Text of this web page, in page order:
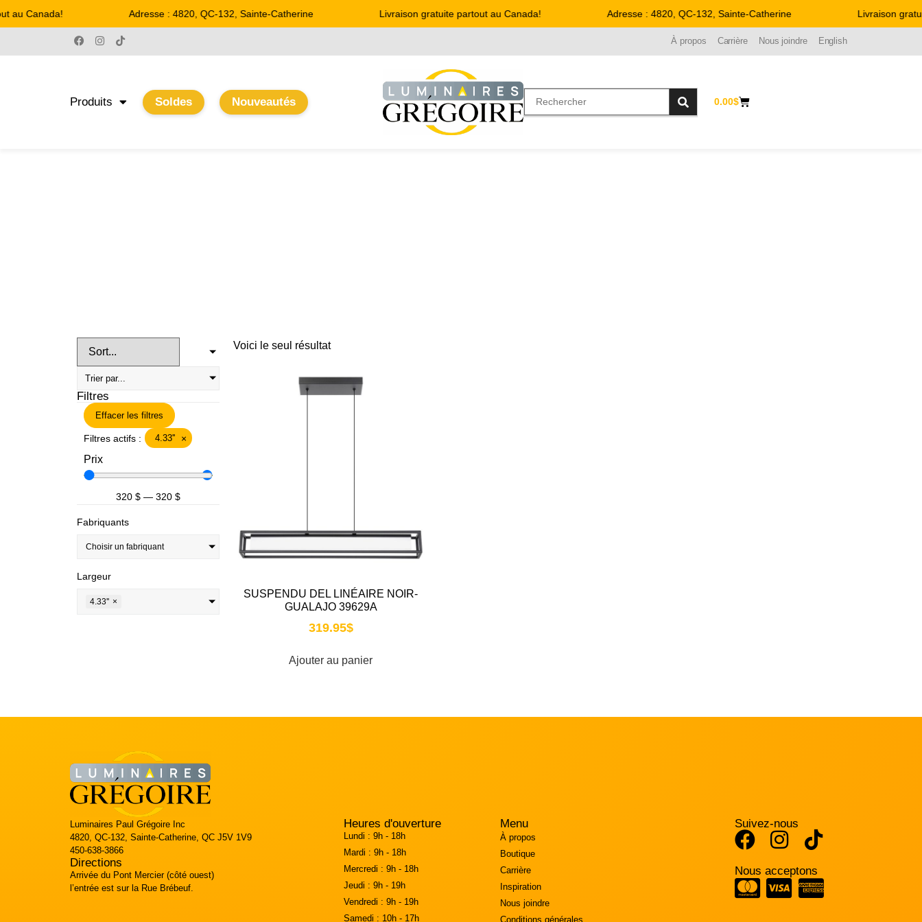
au Canada! Adresse : 4820, QC-132, Sainte-Catherine Livraison gratuite partout au Canada! Adresse : 4820, QC-132, Sainte-Catherine Livraison
À propos Carrière Nous joindre English
Produits Soldes Nouveautés 0.00$
Filtres
Effacer les filtres
Filtres actifs : 4.33'' ×
Prix
320 $ — 320 $
Fabriquants
Choisir un fabriquant
Largeur
4.33'' ×
Voici le seul résultat
SUSPENDU DEL LINÉAIRE NOIR-
GUALAJO 39629A
319.95$
Ajouter au panier
Luminaires Paul Grégoire Inc
4820, QC-132, Sainte-Catherine, QC J5V 1V9
450-638-3866
Directions
Arrivée du Pont Mercier (côté ouest)
l’entrée est sur la Rue Brébeuf.
Heures d'ouverture
Lundi : 9h - 18h
Mardi : 9h - 18h
Mercredi : 9h - 18h
Jeudi : 9h - 19h
Vendredi : 9h - 19h
Samedi : 10h - 17h
Menu
À propos
Boutique
Carrière
Inspiration
Nous joindre
Conditions générales
Suivez-nous
Nous acceptons